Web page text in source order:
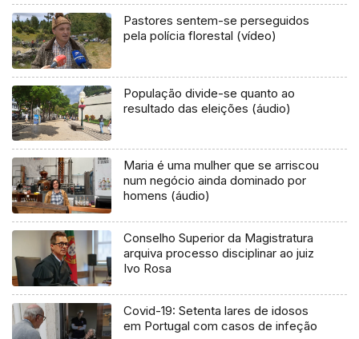
Pastores sentem-se perseguidos
pela polícia florestal (vídeo)
População divide-se quanto ao
resultado das eleições (áudio)
Maria é uma mulher que se arriscou
num negócio ainda dominado por
homens (áudio)
Conselho Superior da Magistratura
arquiva processo disciplinar ao juiz
Ivo Rosa
Covid-19: Setenta lares de idosos
em Portugal com casos de infeção